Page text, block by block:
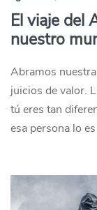
El viaje del
nuestro
Abramos
juicios de valor.
tú eres tan
esa persona lo